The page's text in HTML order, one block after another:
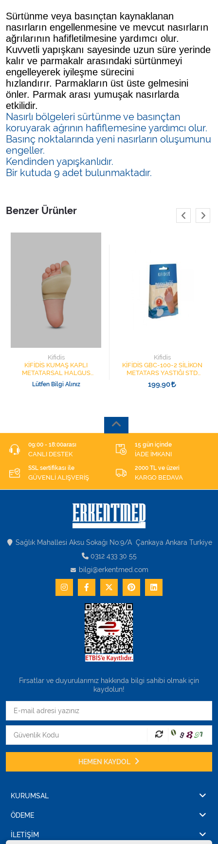
Sürtünme veya basınçtan kaynaklanan
nasırların engellenmesine ve mevcut nasırların
ağrılarının hafifletilmesine yardımcı olur.
Kuvvetli yapışkanı sayesinde uzun süre yerinde
kalır ve parmakalr arasındaki sürtünmeyi
engelleyerek iyileşme sürecini
hızlandırır. Parmakların üst üste gelmesini
önler. Parmak arası yumuşak nasırlarda
etkilidir.
Nasırlı bölgeleri sürtünme ve basınçtan
koruyarak ağrının hafiflemesine yardımcı olur.
Basınç noktalarında yeni nasırların oluşumunu
engeller.
Kendinden yapışkanlıdır.
Bir kutuda 9 adet bulunmaktadır.
Benzer Ürünler
Kifidis
KİFİDİS KUMAŞ KAPLI
METATARSAL HALGUS
VALGUS JEL KORUYUCU S
Lütfen Bilgi Alınız
Kifidis
KİFİDİS GBC-100-2 SİLİKON
METATARS YASTIĞI STD
BEDEN 1ÇİFT
199,90
09:00 - 18:00arası
CANLI DESTEK
15 gün içinde
İADE İMKANI
SSL sertifikası ile
GÜVENLİ ALIŞVERİŞ
2000 TL ve üzeri
KARGO BEDAVA
Sağlık Mahallesi Aksu Sokağı No:9/A Çankaya Ankara Turkiye
0312 433 30 55
bilgi@erkentmed.com
Fırsatlar ve duyurularımız hakkında bilgi sahibi olmak için
kaydolun!
HEMEN KAYDOL
KURUMSAL
ÖDEME
İLETİŞİM